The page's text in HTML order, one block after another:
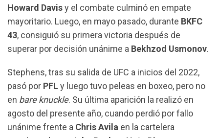
Howard Davisy el combate culminó en empate
mayoritario. Luego, en mayo pasado, durante BKFC
43, consiguió su primera victoria después de
superar por decisión unánime a Bekhzod Usmonov.
Stephens, tras su salida de UFC a inicios del 2022,
pasó por PFL y luego tuvo peleas en boxeo, pero no
en bare knuckle. Su última aparición la realizó en
agosto del presente año, cuando perdió por fallo
unánime frente a Chris Avila en la cartelera